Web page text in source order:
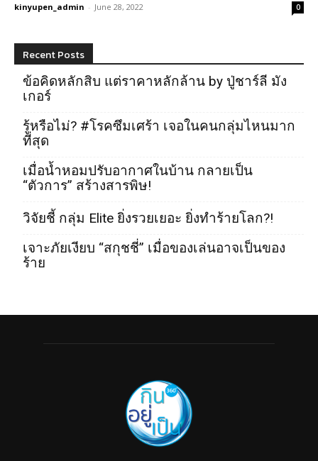
kinyupen_admin - June 28, 2022 0
Recent Posts
ข้อคิดหลักสิบ แต่ราคาหลักล้าน by ปู่ชาร์ลี มัง
เกอร์
รู้หรือไม่? #โรคซึมเศร้า เจอในคนกลุ่มไหนมาก
ที่สุด
เมื่อน้ำหอมปรับอากาศในบ้าน กลายเป็น
“ตัวการ” สร้างสารพิษ!
วิจัยชี้ กลุ่ม Elite ยิ่งรวยเยอะ ยิ่งทำร้ายโลก?!
เจาะภัยเงียบ “สกุชชี่” เมื่อของเล่นอาจเป็นของ
ร้าย